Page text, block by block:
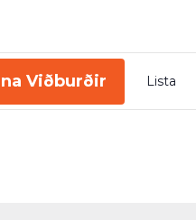
Viðburðir Lista